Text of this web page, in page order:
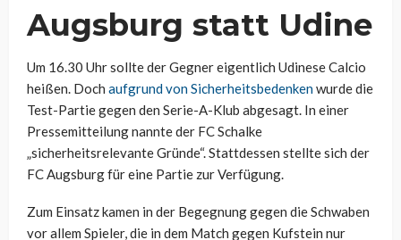
Augsburg statt Udine
Um 16.30 Uhr sollte der Gegner eigentlich Udinese Calcio
heißen. Doch aufgrund von Sicherheitsbedenkenwurde die
Test-Partie gegen den Serie-A-Klub abgesagt. In einer
Pressemitteilung nannte der FC Schalke
„sicherheitsrelevante Gründe“. Stattdessen stellte sich der
FC Augsburg für eine Partie zur Verfügung.
Zum Einsatz kamen in der Begegnung gegen die Schwaben
vor allem Spieler, die in dem Match gegen Kufstein nur